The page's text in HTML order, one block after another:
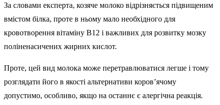
За словами експерта, козяче молоко відрізняється підвищеним
вмістом білка, проте в ньому мало необхідного для
кровотворення вітаміну В12 і важливих для розвитку мозку
поліненасичених жирних кислот.
Проте, цей вид молока може перетравлюватися легше і тому
розглядати його в якості альтернативи коров’ячому
допустимо, особливо, якщо на останнє є алергічна реакція.